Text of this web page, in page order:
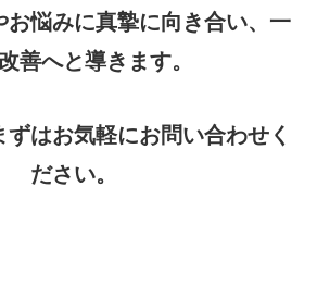
お悩みに真摯に向き合い、一
善へと導きます。
はお気軽にお問い合わせく
ださい。